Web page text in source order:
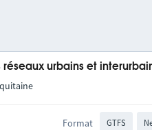
urbains et
Format GTFS